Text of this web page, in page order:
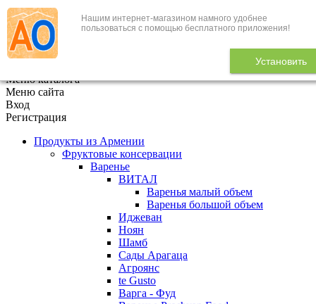
Нашим интернет-магазином намного удобнее
пользоваться с помощью бесплатного приложения!
Установить
+7 (495) 646-888-1
В корзине 0
Меню каталога
Меню сайта
Вход
Регистрация
Продукты из Армении
Фруктовые консервации
Варенье
ВИТАЛ
Варенья малый объем
Варенья большой объем
Иджеван
Ноян
Шамб
Сады Арагаца
Агроянс
te Gusto
Варга - Фуд